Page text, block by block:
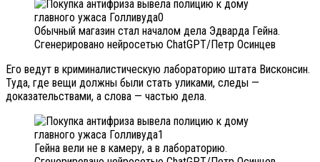
Обычный магазин стал началом дела Эдварда Гейна.
Сгенерировано нейросетью ChatGPT/Петр Осинцев
Его ведут в криминалистическую лабораторию штата Висконсин.
Туда, где вещи должны были стать уликами, следы —
доказательствами, а слова — частью дела.
Гейна вели не в камеру, а в лабораторию.